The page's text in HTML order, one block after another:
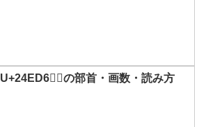
U+24ED6｜𤻖の部首・画数・読み方